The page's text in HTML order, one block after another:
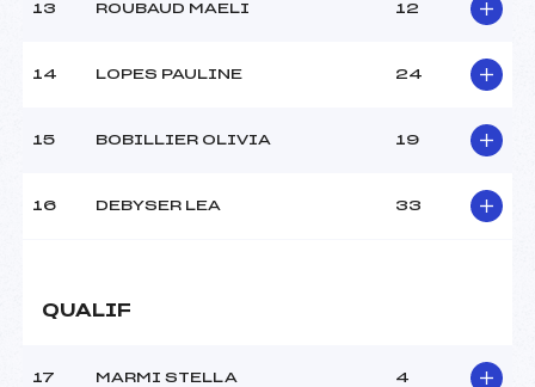
13 ROUBAUD MAELI 12
14 LOPES PAULINE 24
15 BOBILLIER OLIVIA 19
16 DEBYSER LEA 33
QUALIF
17 MARMI STELLA 4